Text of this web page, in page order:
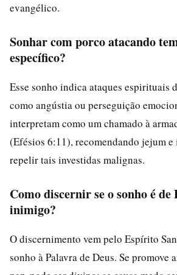
evangélico.
Sonhar com porco atacando
específico?
Esse sonho indica ataques espirituais
como angústia ou perseguição
interpretam como um chamado à
(Efésios 6:11), recomendando jejum e
repelir tais investidas malignas.
Como discernir se o sonho é de
inimigo?
O discernimento vem pelo Espírito
sonho à Palavra de Deus. Se promove